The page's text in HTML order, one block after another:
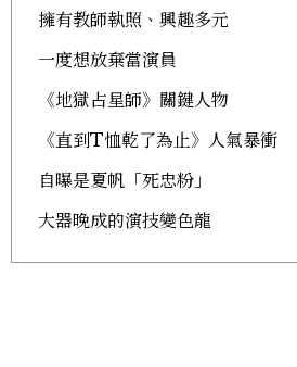
擁有教師執照、興趣多元
一度想放棄當演員
《地獄占星師》關鍵人物
《直到T恤乾了為止》人氣暴衝
自曝是夏帆「死忠粉」
大器晚成的演技變色龍